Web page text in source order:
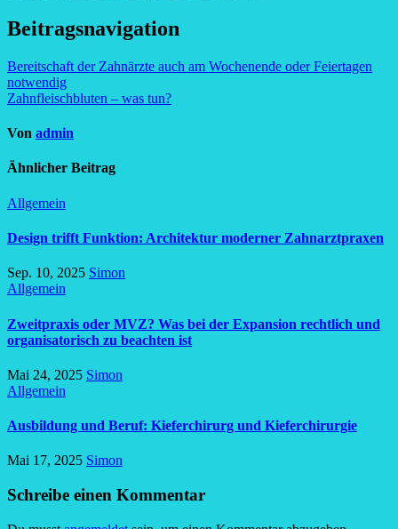
Beitragsnavigation
Bereitschaft der Zahnärzte auch am Wochenende oder Feiertagen
notwendig
Zahnfleischbluten – was tun?
Von admin
Ähnlicher Beitrag
Allgemein
Design trifft Funktion: Architektur moderner Zahnarztpraxen
Sep. 10, 2025 Simon
Allgemein
Zweitpraxis oder MVZ? Was bei der Expansion rechtlich und
organisatorisch zu beachten ist
Mai 24, 2025 Simon
Allgemein
Ausbildung und Beruf: Kieferchirurg und Kieferchirurgie
Mai 17, 2025 Simon
Schreibe einen Kommentar